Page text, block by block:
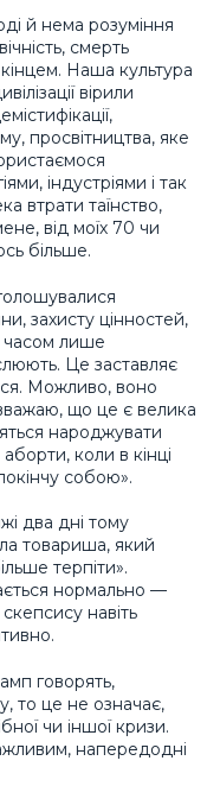
й нема розуміння
смерть
Наша культура
вірили
просвітництва, яке
індустріями і так
втрати таїнство,
від моїх 70 чи
більше.
захисту цінностей,
часом лише
Це заставляє
Можливо, воно
що це є велика
народжувати
коли в кінці
собою».
два дні тому
товариша, який
терпіти».
нормально —
скепсису навіть
говорять,
то це не означає,
чи іншої кризи.
напередодні